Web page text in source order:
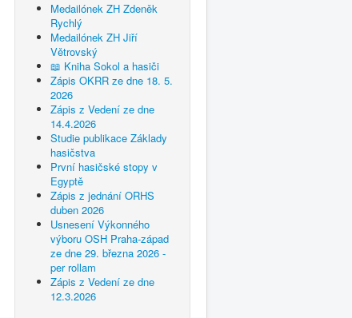
Medailónek ZH Zdeněk
Rychlý
Medailónek ZH Jiří
Větrovský
📖 Kniha Sokol a hasiči
Zápis OKRR ze dne 18. 5.
2026
Zápis z Vedení ze dne
14.4.2026
Studie publikace Základy
hasičstva
První hasičské stopy v
Egyptě
Zápis z jednání ORHS
duben 2026
Usnesení Výkonného
výboru OSH Praha-západ
ze dne 29. března 2026 -
per rollam
Zápis z Vedení ze dne
12.3.2026